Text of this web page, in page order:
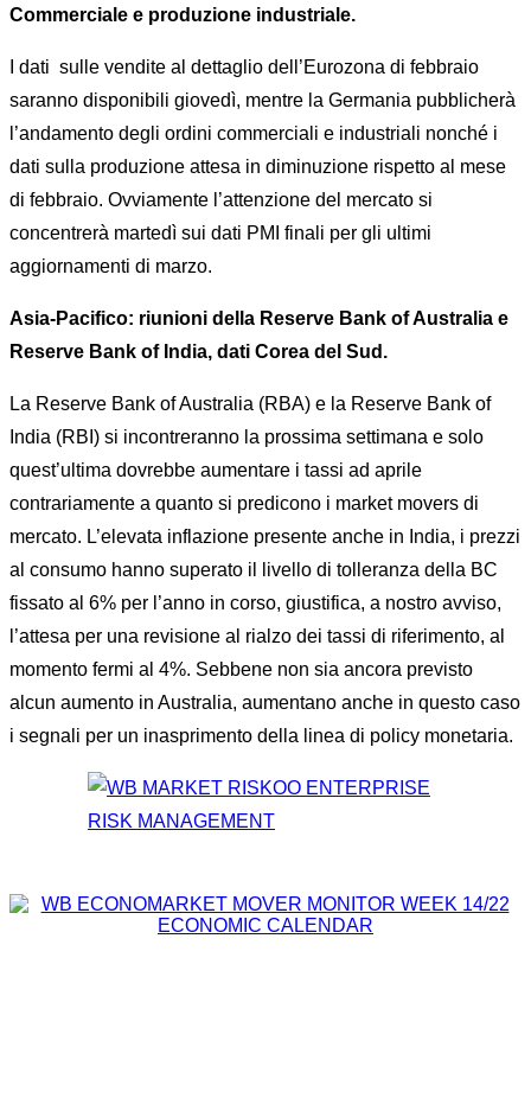
Commerciale e produzione industriale.
I dati sulle vendite al dettaglio dell’Eurozona di febbraio
saranno disponibili giovedì, mentre la Germania pubblicherà
l’andamento degli ordini commerciali e industriali nonché i
dati sulla produzione attesa in diminuzione rispetto al mese
di febbraio. Ovviamente l’attenzione del mercato si
concentrerà martedì sui dati PMI finali per gli ultimi
aggiornamenti di marzo.
Asia-Pacifico: riunioni della Reserve Bank of Australia e
Reserve Bank of India, dati Corea del Sud.
La Reserve Bank of Australia (RBA) e la Reserve Bank of
India (RBI) si incontreranno la prossima settimana e solo
quest’ultima dovrebbe aumentare i tassi ad aprile
contrariamente a quanto si predicono i market movers di
mercato. L’elevata inflazione presente anche in India, i prezzi
al consumo hanno superato il livello di tolleranza della BC
fissato al 6% per l’anno in corso, giustifica, a nostro avviso,
l’attesa per una revisione al rialzo dei tassi di riferimento, al
momento fermi al 4%. Sebbene non sia ancora previsto
alcun aumento in Australia, aumentano anche in questo caso
i segnali per un inasprimento della linea di policy monetaria.